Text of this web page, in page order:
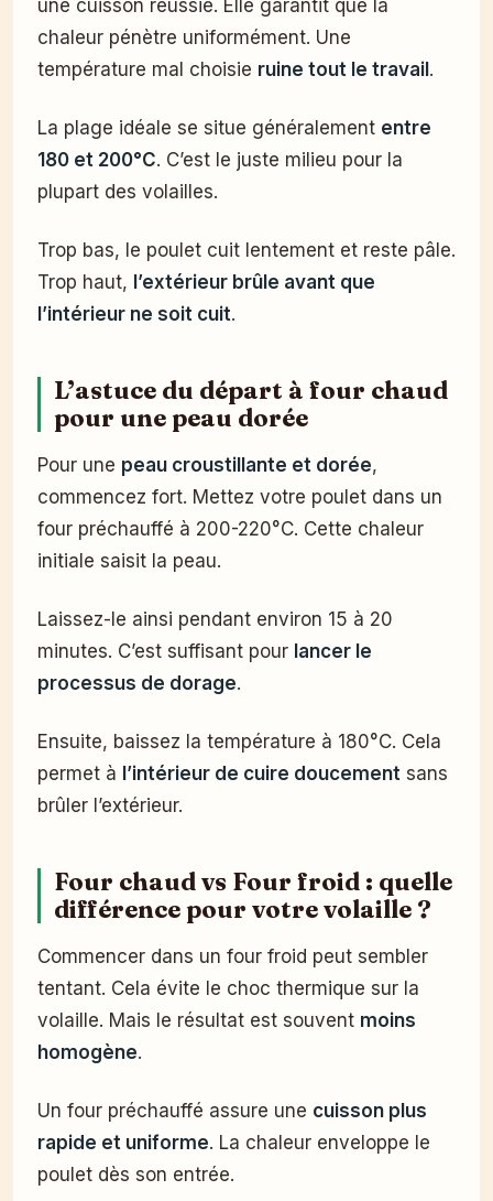
une cuisson réussie. Elle garantit que la
chaleur pénètre uniformément. Une
température mal choisie ruine tout le travail .
La plage idéale se situe généralement entre
180 et 200°C. C’est le juste milieu pour la
plupart des volailles.
Trop bas, le poulet cuit lentement et reste pâle.
Trop haut, l’extérieur brûle avant que
l’intérieur ne soit cuit.
L’astuce du départ à four chaud
pour une peau dorée
Pour une peau croustillante et dorée,
commencez fort. Mettez votre poulet dans un
four préchauffé à 200-220°C. Cette chaleur
initiale saisit la peau.
Laissez-le ainsi pendant environ 15 à 20
minutes. C’est suffisant pour lancer le
processus de dorage.
Ensuite, baissez la température à 180°C. Cela
permet à l’intérieur de cuire doucement sans
brûler l’extérieur.
Four chaud vs Four froid : quelle
différence pour votre volaille ?
Commencer dans un four froid peut sembler
tentant. Cela évite le choc thermique sur la
volaille. Mais le résultat est souvent moins
homogène.
Un four préchauffé assure une cuisson plus
rapide et uniforme. La chaleur enveloppe le
poulet dès son entrée.